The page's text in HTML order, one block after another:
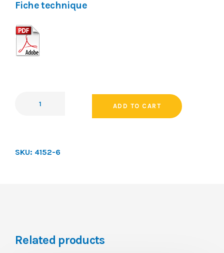
Fiche technique
ADD TO CART
SKU: 4152-6
Related products